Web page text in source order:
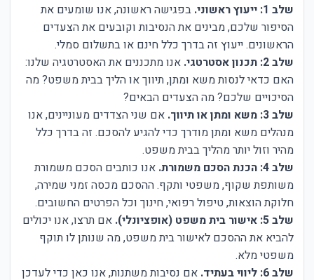
שלב 1: ייעוץ ראשוני.
בפגישה ראשונה, אנו שומעים את
הסיפור שלכם, מבינים את הנסיבות וקובעים את הצעדים
הראשונים. ייעוץ זה בדרך כלל חינם או בתשלום סמלי.
שלב 2: תכנון אסטרטגי.
אנו מתכננים את האסטרטגיה שלנו:
האם כדאי לנסות משא ומתן, תיווך או הליך בבית משפט? מה
הסיכויים שלכם? מה הצעדים הבאים?
שלב 3: משא ומתן או תיווך.
אם שני הצדדים מעוניינים, אנו
מנהלים משא ומתן מודרך כדי להגיע להסכם. זה בדרך כלל
מהיר וזול יותר מהליך בבית משפט.
שלב 4: הכנת הסכם משמורת.
אנו כותבים הסכם משמורת
משותפת שקוף, משפטי ותקף. ההסכם מכסה זמני שמירה,
חלוקת הוצאות, טיפול רפואי, חינוך וכל הפרטים החשובים.
שלב 5: אישור בית משפט (אופציונלי).
אם תרצו, אנו יכולים
להביא את ההסכם לאישור בית משפט, מה שנותן לו תוקף
משפטי מלא.
שלב 6: ליווי בעתיד.
אם נסיבות משתנות, אנו כאן כדי לעדכן